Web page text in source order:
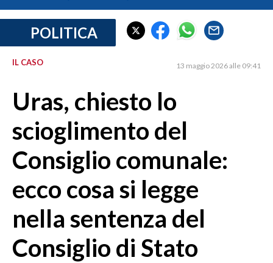
CRONACA SARDEGNA
MEDIO CAMPIDANO
ORISTANO E PROVINCIA
SASSARI E PROVINCIA
GALLURA
OGLIASTRA
AGENDA
CRONACA
POLITICA
IL CASO 13 maggio 2026 alle 09:41
Uras, chiesto lo
scioglimento del
Consiglio comunale:
ecco cosa si legge
nella sentenza del
Consiglio di Stato